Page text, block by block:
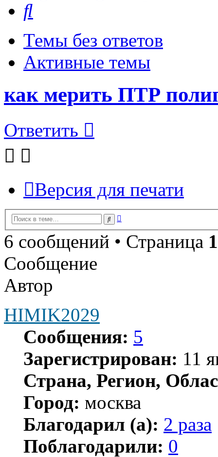
Темы без ответов
Активные темы
как мерить ПТР
Ответить
Версия для печати
Поиск
6 сообщений • Страница 1
Сообщение
Автор
HIMIK2029
Сообщения: 5
Зарегистрирован: 11
Страна, Регион,
Город: москва
Благодарил (а): 2 раза
Поблагодарили: 0